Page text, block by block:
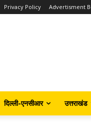
Privacy Policy Advertisment
दिल्ली-एनसीआर उत्तराखंड